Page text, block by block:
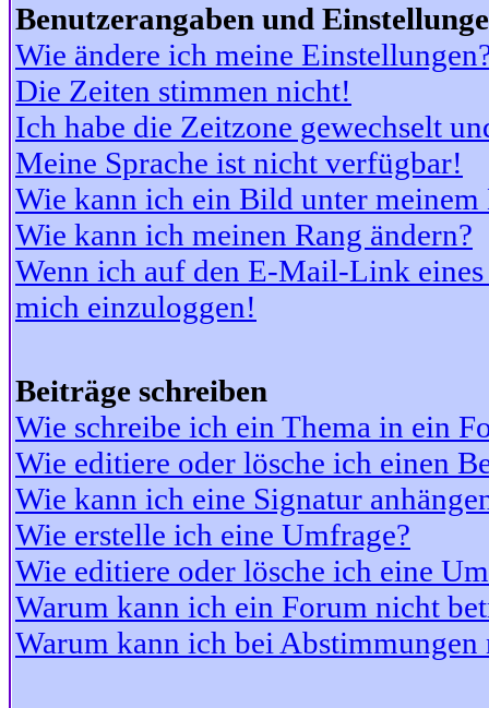
Benutzerangaben und
Wie ändere ich meine
Die Zeiten stimmen nicht!
Ich habe die Zeitzone gewechselt
Meine Sprache ist nicht verfügbar!
Wie kann ich ein Bild unter meinem
Wie kann ich meinen Rang ändern?
Wenn ich auf den E-Mail-Link
mich einzuloggen!
Beiträge schreiben
Wie schreibe ich ein Thema in ein
Wie editiere oder lösche ich einen
Wie kann ich eine Signatur
Wie erstelle ich eine Umfrage?
Wie editiere oder lösche ich eine
Warum kann ich ein Forum nicht
Warum kann ich bei